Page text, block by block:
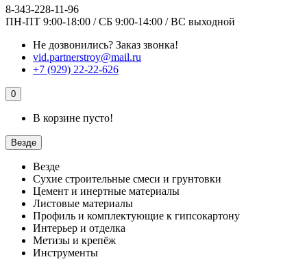
8-343-228-11-96
ПН-ПТ 9:00-18:00 / СБ 9:00-14:00 / ВС выходной
Не дозвонились? Заказ звонка!
vid.partnerstroy@mail.ru
+7 (929) 22-22-626
0
В корзине пусто!
Везде
Везде
Сухие строительные смеси и грунтовки
Цемент и инертные материалы
Листовые материалы
Профиль и комплектующие к гипсокартону
Интерьер и отделка
Метизы и крепёж
Инструменты